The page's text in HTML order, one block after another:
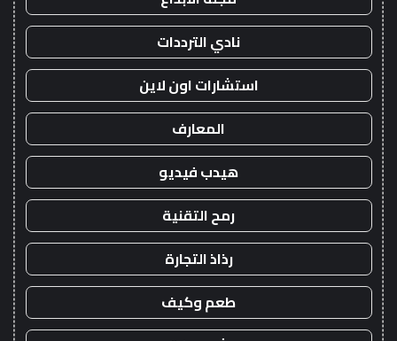
نادي الترددات
استشارات اون لاين
المعارف
هيدب فيديو
رمح التقنية
رذاذ التجارة
طعم وكيف